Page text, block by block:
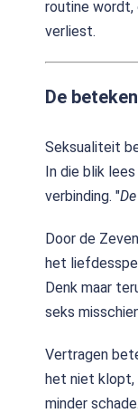
routine wordt,
verliest.
De
Seksualiteit
In die blik
verbinding. "
Door de
het
Denk maar
seks
Vertragen
het niet klopt,
minder